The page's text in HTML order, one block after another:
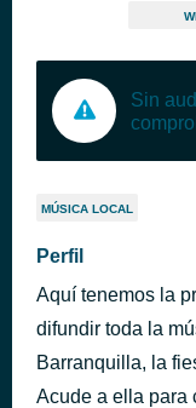
Sin
MÚSICA LOCAL
Perfil
Aquí tenemos la
difundir toda la
Barranquilla, la
Acude a ella para